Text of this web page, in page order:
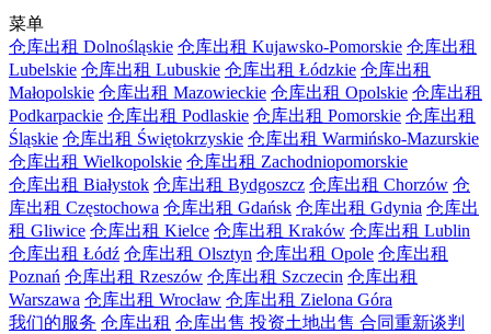
菜单
仓库出租 Dolnośląskie 仓库出租 Kujawsko-Pomorskie 仓库出租
Lubelskie 仓库出租 Lubuskie 仓库出租 Łódzkie 仓库出租
Małopolskie 仓库出租 Mazowieckie 仓库出租 Opolskie 仓库出租
Podkarpackie 仓库出租 Podlaskie 仓库出租 Pomorskie 仓库出租
Śląskie 仓库出租 Świętokrzyskie 仓库出租 Warmińsko-Mazurskie
仓库出租 Wielkopolskie 仓库出租 Zachodniopomorskie
仓库出租 Białystok 仓库出租 Bydgoszcz 仓库出租 Chorzów 仓
库出租 Częstochowa 仓库出租 Gdańsk 仓库出租 Gdynia 仓库出
租 Gliwice 仓库出租 Kielce 仓库出租 Kraków 仓库出租 Lublin
仓库出租 Łódź 仓库出租 Olsztyn 仓库出租 Opole 仓库出租
Poznań 仓库出租 Rzeszów 仓库出租 Szczecin 仓库出租
Warszawa 仓库出租 Wrocław 仓库出租 Zielona Góra
我们的服务 仓库出租 仓库出售 投资土地出售 合同重新谈判